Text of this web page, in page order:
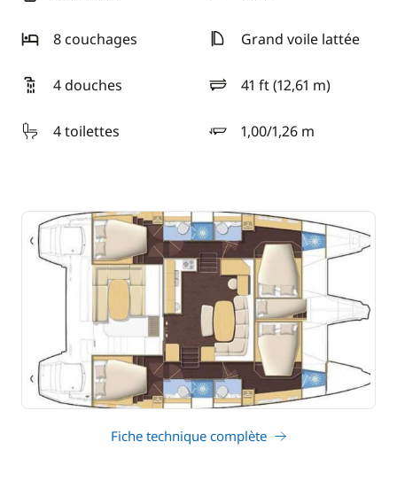
8 couchages
Grand voile lattée
4 douches 41 ft (12,61 m)
longueur
4 toilettes
1,00/1,26 m
tirant d'eau
Fiche technique complète